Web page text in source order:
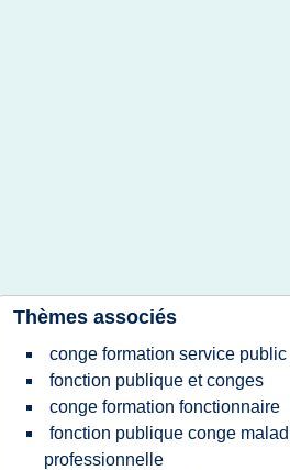
Thèmes associés
conge formation service public
fonction publique et conges
conge formation fonctionnaire
fonction publique conge
professionnelle